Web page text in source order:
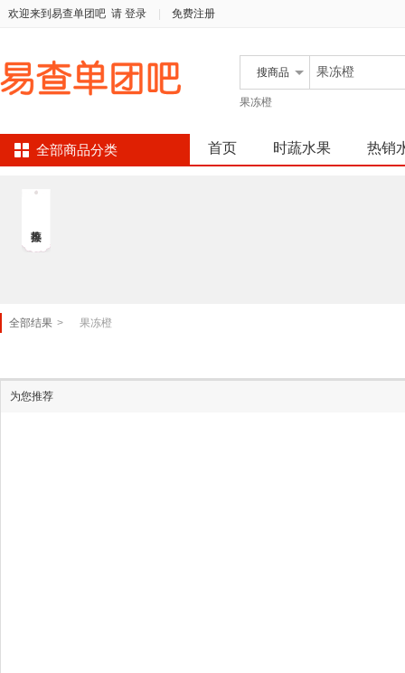
欢迎来到易查单团吧 请 登录 免费注册
搜商品
果冻橙
全部商品分类 首页 时蔬水果 热销
全部结果 > 果冻橙
为您推荐